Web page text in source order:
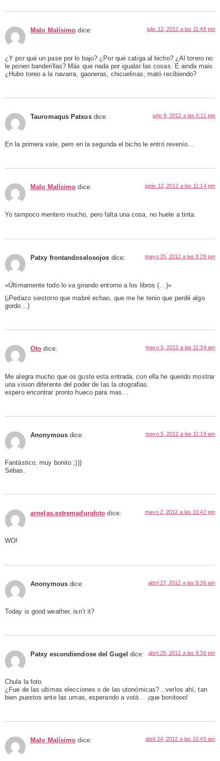
Malo Malísimo dice: julio 12, 2012 a las 11:48 pm
¿Y por qué un pase por lo bajo? ¿Por qué catiga al bicho? ¿Al torero no
le ponen banderillas? Más que nada por igualar las cosas. E ainda mais
¿Hubo toreo a la navarra, gaoneras, chicuelinas, mató recibiendo?
Tauromaqus Patxus dice: julio 9, 2012 a las 5:11 pm
En la primera vale, pero en la segunda el bicho le entró revenío…
Malo Malísimo dice: junio 12, 2012 a las 11:14 pm
Yo tampoco mentero mucho, pero falta una cosa, no huele a tinta.
Patxy frontandoselosojos dice: mayo 25, 2012 a las 8:28 pm
«Últimamente todo lo va girando entorno a los libros (…)»
(¡Pedazo siestorro que mabré echao, que me he tenio que perdé algo
gordo…)
Oto dice: mayo 5, 2012 a las 11:34 am
Me alegra mucho que os guste esta entrada, con ella he querido mostrar
una vision diferente del poder de las la otografias.
espero encontrar pronto hueco para mas…
Anonymous dice: mayo 5, 2012 a las 11:19 am
Fantástico, muy bonito ;)))
Sebas.
arnelas.extremadurafoto dice: mayo 2, 2012 a las 10:42 pm
WO!
Anonymous dice: abril 27, 2012 a las 9:36 am
Today is good weather, isn’t it?
Patxy escondiendose del Gugel dice: abril 25, 2012 a las 9:36 pm
Chula la foto.
¿Fue de las ultimas elecciones o de las utonómicas?…verlos ahí, tan
bien puestos ante las urnas, esperando a votá… ¡que bonitooo!
Malo Malísimo dice: abril 24, 2012 a las 10:45 am